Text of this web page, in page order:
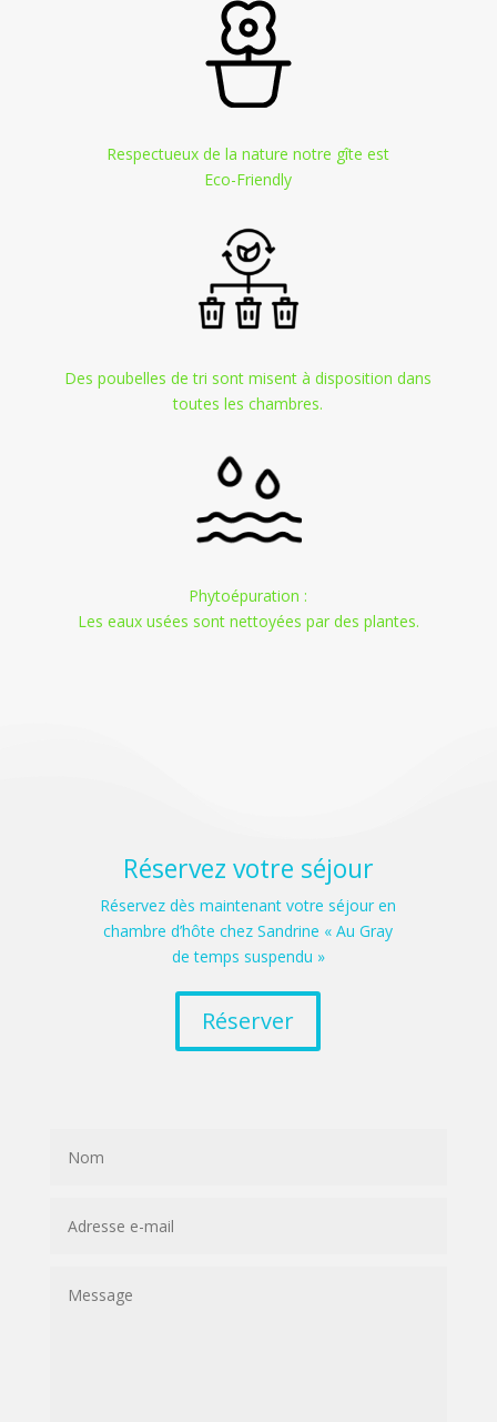
Respectueux de la nature notre gîte est
Eco-Friendly
Des poubelles de tri sont misent à disposition dans
toutes les chambres.
Phytoépuration :
Les eaux usées sont nettoyées par des plantes.
Réservez votre séjour
Réservez dès maintenant votre séjour en
chambre d’hôte chez Sandrine « Au Gray
de temps suspendu »
Réserver